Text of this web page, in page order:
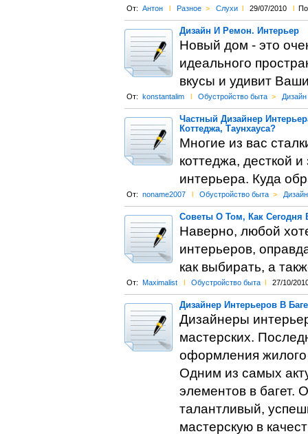
От: Антон l Разное > Слухи l 29/07/2010 l
Дизайн И Ремон. Интерьер
Новый дом - это
идеального
вкусы и удивит
От: konstantalim l Обустройство быта >
Частный Дизайнер
Коттеджа, Таунхауса?
Многие из вас
коттеджа, десткой
интерьера. Куда
От: noname2007 l Обустройство быта >
Советы О Том, Как Сегодня
Наверно, любой
интерьеров,
как выбирать, а
От: Maximalist l Обустройство быта l 27/10/
Дизайнер Интерьеров В
Дизайнеры
мастерских.
оформления
Одним из самых
элементов в багет.
талантливый,
мастерскую в